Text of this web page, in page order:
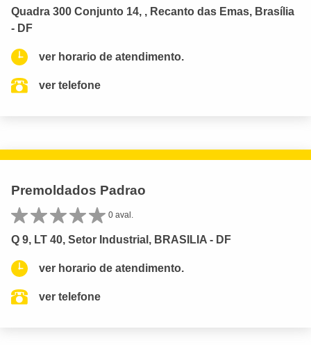
Quadra 300 Conjunto 14, , Recanto das Emas, Brasília
- DF
ver horario de atendimento.
ver telefone
Premoldados Padrao
0 aval.
Q 9, LT 40, Setor Industrial, BRASILIA - DF
ver horario de atendimento.
ver telefone